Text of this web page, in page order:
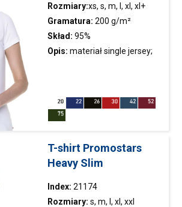
Rozmiary:xs, s, m, l, xl, xl+
Gramatura: 200 g/m²
Skład: 95%
wysokogatunkowej bawełny
Opis: materiał single jersey;
dekolt wykończony lamówką
T-shirt Promostars
Heavy Slim
Index: 21174
Rozmiary: s, m, l, xl, xxl